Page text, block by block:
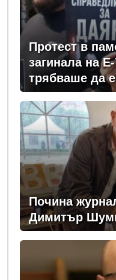
Протест в
загинала на
трябваше да
Почина
Димитър